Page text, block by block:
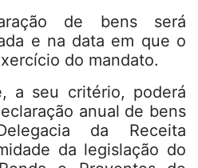
de bens será
e na data em que o
do mandato.
a seu critério, poderá
anual de bens
da Receita
da legislação do